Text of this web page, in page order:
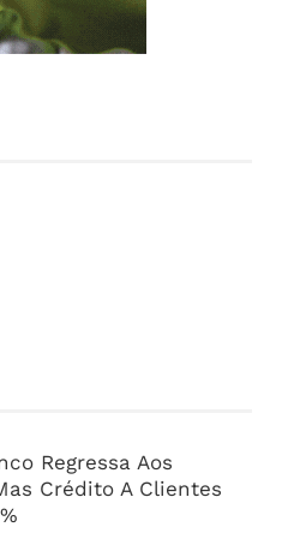
Regressa Aos
Crédito A Clientes